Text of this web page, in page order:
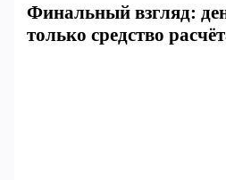
Финальный взгляд:
только средство